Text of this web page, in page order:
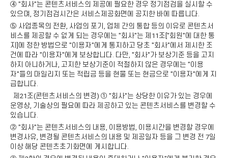
④ "회사"는 콘텐츠서비스의 제공에 필요한 경우 정기점검을 실시할 수
있으며, 정기점검시간은 서비스제공화면에 공지한 바에 따릅니다.
⑤ 사업종목의 전환, 사업의 포기, 업체 간의 통합 등의 이유로 콘텐츠서
비스를 제공할 수 없게 되는 경우에는 "회사"는 제11조["회원"에 대한 통
지]에 정한 방법으로 "이용자"에게 통지하고 당초 "회사"에서 제시한 조
건에 따라 "이용자"에게 보상합니다. 다만, "회사"가 보상기준 등을 고지
하지 아니하거나, 고지한 보상기준이 적절하지 않은 경우에는 "이용
자"들의 마일리지 또는 적립금 등을 현물 또는 현금으로 "이용자"에게 지
급합니다.
제21조(콘텐츠서비스의 변경) ① "회사"는 상당한 이유가 있는 경우에
운영상, 기술상의 필요에 따라 제공하고 있는 콘텐츠서비스를 변경할 수
있습니다.
② "회사"는 콘텐츠서비스의 내용, 이용방법, 이용시간을 변경할 경우에
변경사유, 변경될 콘텐츠서비스의 내용 및 제공일자 등을 그 변경 전 7일
이상 해당 콘텐츠초기화면에 게시합니다.